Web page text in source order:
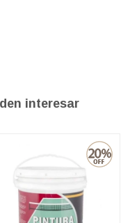
interesar